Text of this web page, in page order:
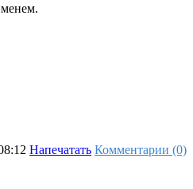
Напечатать Комментарии (0)